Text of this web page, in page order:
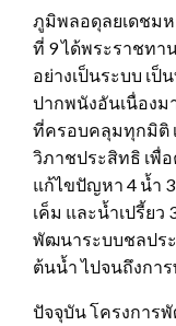
ภูมิพลอดุลยเดชม
ที่ 9 ได้พระราชท
อย่างเป็นระบบ เ
ปากพนังอันเนื่อง
ที่ครอบคลุมทุกมิติ
วิภาชประสิทธิ เพื่
แก้ไขปัญหา 4 น้ำ
เค็ม และน้ำเปรี้ยว
พัฒนาระบบชลปร
ต้นน้ำ ไปจนถึงกา
ปัจจุบัน โครงการ